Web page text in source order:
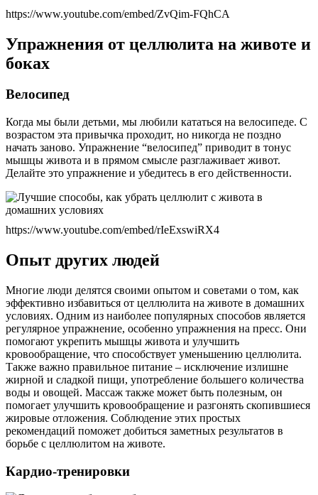
https://www.youtube.com/embed/ZvQim-FQhCA
Упражнения от целлюлита на животе и
боках
Велосипед
Когда мы были детьми, мы любили кататься на велосипеде. С
возрастом эта привычка проходит, но никогда не поздно
начать заново. Упражнение “велосипед” приводит в тонус
мышцы живота и в прямом смысле разглаживает живот.
Делайте это упражнение и убедитесь в его действенности.
https://www.youtube.com/embed/rIeExswiRX4
Опыт других людей
Многие люди делятся своими опытом и советами о том, как
эффективно избавиться от целлюлита на животе в домашних
условиях. Одним из наиболее популярных способов является
регулярное упражнение, особенно упражнения на пресс. Они
помогают укрепить мышцы живота и улучшить
кровообращение, что способствует уменьшению целлюлита.
Также важно правильное питание – исключение излишне
жирной и сладкой пищи, употребление большего количества
воды и овощей. Массаж также может быть полезным, он
помогает улучшить кровообращение и разгонять скопившиеся
жировые отложения. Соблюдение этих простых
рекомендаций поможет добиться заметных результатов в
борьбе с целлюлитом на животе.
Кардио-тренировки